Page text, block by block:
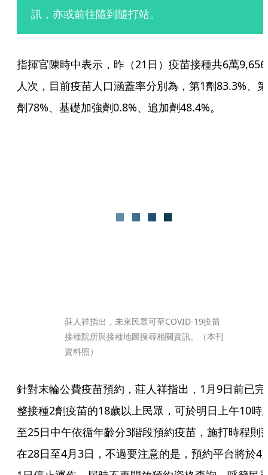
訊，亦或前往隨到隨打站。
指揮官陳時中表示，昨（21日）疫苗接種共6萬9,656
人次，目前疫苗人口涵蓋率分別為，第1劑83.3%、
劑78%、基礎加強劑0.8%、追加劑48.4%。
莊人祥指出，未來民眾可至COVID-19疫苗
接種院所與接種地圖搜尋相關資訊。（本刊
資料照）
針對末輪公費疫苗預約，莊人祥指出，1月9日前已完
整接種2劑疫苗的18歲以上民眾，可於明日上午10時
至25日中午依循年齡分3階段預約疫苗，施打時程則
在28日至4月3日，不過要注意的是，預約平台將於4